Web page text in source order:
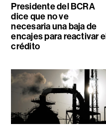
Presidente del BCRA
dice que no ve
necesaria una baja de
encajes para reactivar
crédito